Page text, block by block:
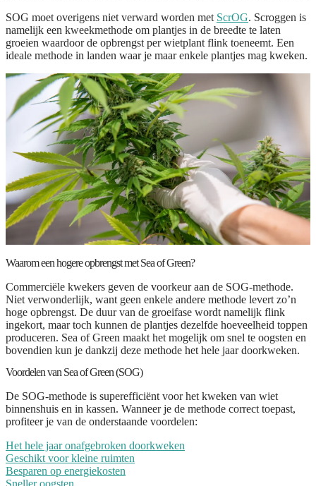
SOG moet overigens niet verward worden met ScrOG. Scroggen is
namelijk een kweekmethode om plantjes in de breedte te laten
groeien waardoor de opbrengst per wietplant flink toeneemt. Een
ideale methode in landen waar je maar enkele plantjes mag kweken.
Waarom een hogere opbrengst met Sea of Green?
Commerciële kwekers geven de voorkeur aan de SOG-methode.
Niet verwonderlijk, want geen enkele andere methode levert zo’n
hoge opbrengst. De duur van de groeifase wordt namelijk flink
ingekort, maar toch kunnen de plantjes dezelfde hoeveelheid toppen
produceren. Sea of Green maakt het mogelijk om snel te oogsten en
bovendien kun je dankzij deze methode het hele jaar doorkweken.
Voordelen van Sea of Green (SOG)
De SOG-methode is superefficiënt voor het kweken van wiet
binnenshuis en in kassen. Wanneer je de methode correct toepast,
profiteer je van de onderstaande voordelen:
Het hele jaar onafgebroken doorkweken
Geschikt voor kleine ruimten
Besparen op energiekosten